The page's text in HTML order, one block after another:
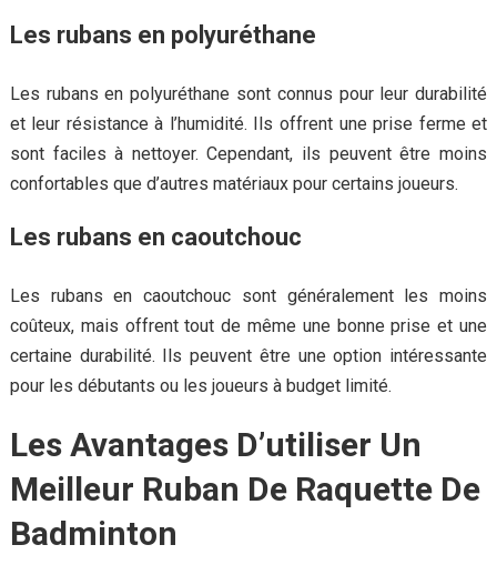
Les rubans en polyuréthane
Les rubans en polyuréthane sont connus pour leur durabilité
et leur résistance à l’humidité. Ils offrent une prise ferme et
sont faciles à nettoyer. Cependant, ils peuvent être moins
confortables que d’autres matériaux pour certains joueurs.
Les rubans en caoutchouc
Les rubans en caoutchouc sont généralement les moins
coûteux, mais offrent tout de même une bonne prise et une
certaine durabilité. Ils peuvent être une option intéressante
pour les débutants ou les joueurs à budget limité.
Les Avantages D’utiliser Un
Meilleur Ruban De Raquette De
Badminton